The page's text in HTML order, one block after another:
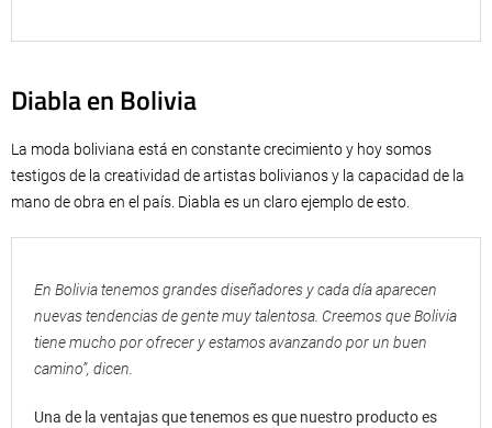
Diabla en Bolivia
La moda boliviana está en constante crecimiento y hoy somos
testigos de la creatividad de artistas bolivianos y la capacidad de la
mano de obra en el país. Diabla es un claro ejemplo de esto.
En Bolivia tenemos grandes diseñadores y cada día aparecen
nuevas tendencias de gente muy talentosa. Creemos que Bolivia
tiene mucho por ofrecer y estamos avanzando por un buen
camino”, dicen.
Una de la ventajas que tenemos es que nuestro producto es